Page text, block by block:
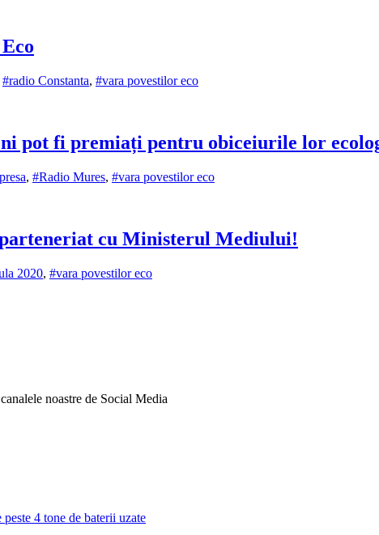
#radio Constanta, #vara povestilor eco
pot fi premiați pentru obiceiurile lor
, #Radio Mures, #vara povestilor eco
cu Ministerul Mediului!
2020, #vara povestilor eco
noastre de Social Media
4 tone de baterii uzate